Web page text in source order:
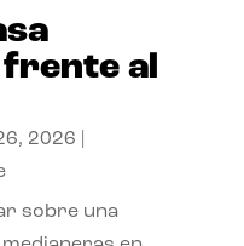
al
2026
sobre una